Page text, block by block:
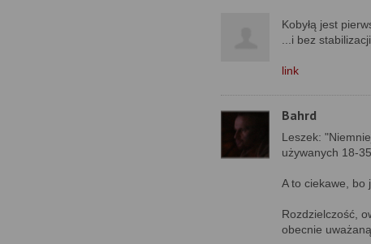
Kobyłą jest
...i bez stabilizacji.
link
Bahrd
Leszek:
używanych 18-
A to ciekawe, bo
Rozdzielczość,
obecnie